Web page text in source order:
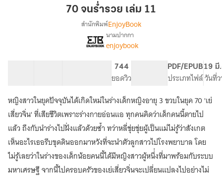
มิติ
ทำ
ยุค
70
ร่ำรวย
เล่ม
11
70 จนร่ำรวย เล่ม 11
เรื่อง [จบ]ซาลาเปา
ตัว
น้อย
ทะลุ
มิติ
มา
มี
ระบบ
ทำ
ฟาร์ม
ยุค
70
จน
ร่ำรวย
สำนักพิมพ์EnjoyBook
นามปากกา
enjoybook
744
ยอดวิว
PDF/EPUB
ประเภทไฟล์
19 มี
วันที่
หญิงสาวในยุคปัจจุบันได้เกิดใหม่ในร่างเด็กหญิงอายุ 3 ขวบในยุค 70 'เย่
เสี่ยวจิ่น' ที่เสียชีวิตเพราะร่างกายอ่อนแอ ทุกคนคิดว่าเด็กคนนี้ตายไป
แล้ว ถึงกับนำร่างไปฝั่งแล้วด้วยซ้ำ ทว่าหลี่ชุ่ยชุ่ยผู้เป็นแม่ไม่รู้ว่าสังเกต
เห็นอะไรเธอรีบขุดดินออกมาหวังที่จะนำตัวลูกสาวไปโรงพยาบาล โดย
ไม่รู้เลยว่าในร่างของเด็กน้อยคนนี้ได้มีหญิงสาวผู้หนึ่่งที่มาพร้อมกับระบบ
มหาเศรษฐี จากนี้ไปครอบครัวของเย่เสี่ยวจิ่นจะเปลี่ยนแปลงไปอย่างไม่